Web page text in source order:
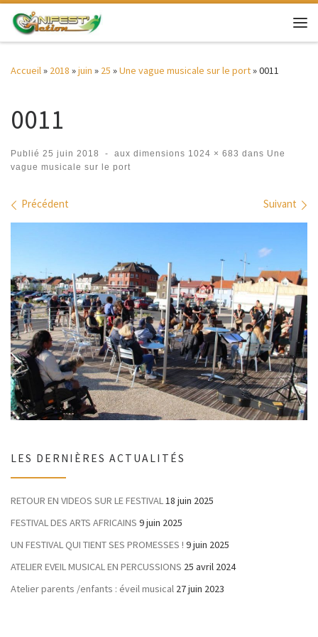
Passer au contenu
Accueil» 2018 »juin » 25 »Une vague musicale sur le port»0011
0011
Publié 25 juin 2018 - aux dimensions 1024 × 683 dans Une
vague musicale sur le port
Navigation des images
Précédent Suivant
LES DERNIÈRES ACTUALITÉS
RETOUR EN VIDEOS SUR LE FESTIVAL18 juin 2025
FESTIVAL DES ARTS AFRICAINS 9 juin 2025
UN FESTIVAL QUI TIENT SES PROMESSES ! 9 juin 2025
ATELIER EVEIL MUSICAL EN PERCUSSIONS 25 avril 2024
Atelier parents /enfants : éveil musical 27 juin 2023